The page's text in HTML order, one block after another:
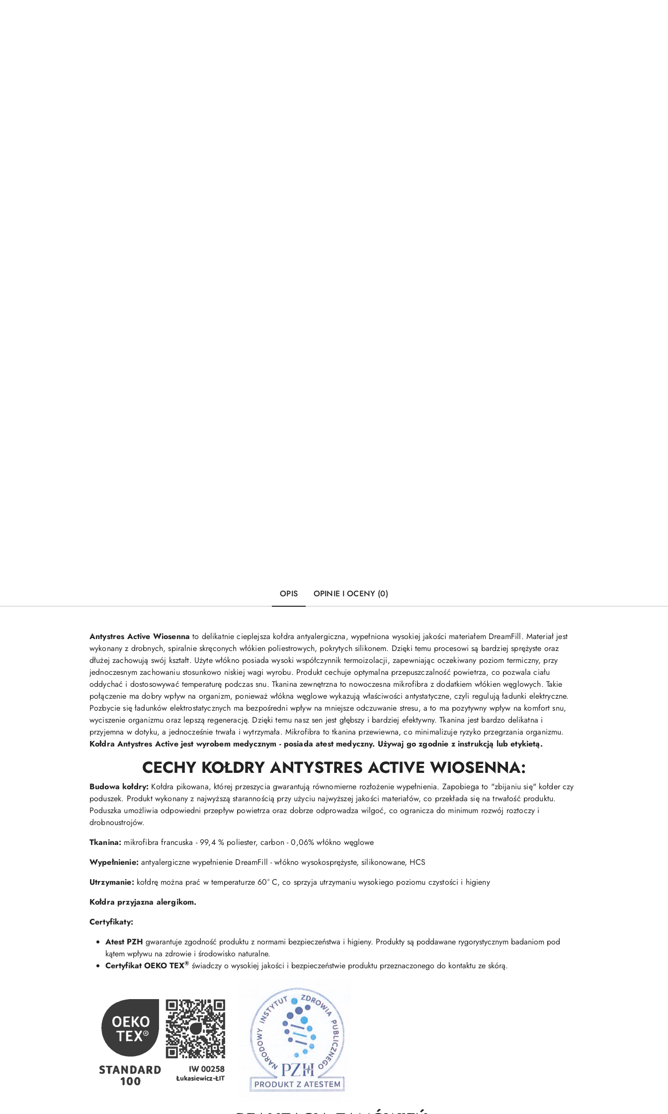
OPIS OPINIE I OCENY (0)
Antystres Active Wiosenna to delikatnie cieplejsza kołdra antyalergiczna, wypełniona wysokiej jakości materiałem DreamFill. Materiał jest
wykonany z drobnych, spiralnie skręconych włókien poliestrowych, pokrytych silikonem. Dzięki temu procesowi są bardziej sprężyste oraz
dłużej zachowują swój kształt. Użyte włókno posiada wysoki współczynnik termoizolacji, zapewniając oczekiwany poziom termiczny, przy
jednoczesnym zachowaniu stosunkowo niskiej wagi wyrobu. Produkt cechuje optymalna przepuszczalność powietrza, co pozwala ciału
oddychać i dostosowywać temperaturę podczas snu. Tkanina zewnętrzna to nowoczesna mikrofibra z dodatkiem włókien węglowych. Takie
połączenie ma dobry wpływ na organizm, ponieważ włókna węglowe wykazują właściwości antystatyczne, czyli regulują ładunki elektryczne.
Pozbycie się ładunków elektrostatycznych ma bezpośredni wpływ na mniejsze odczuwanie stresu, a to ma pozytywny wpływ na komfort snu,
wyciszenie organizmu oraz lepszą regenerację. Dzięki temu nasz sen jest głębszy i bardziej efektywny. Tkanina jest bardzo delikatna i
przyjemna w dotyku, a jednocześnie trwała i wytrzymała. Mikrofibra to tkanina przewiewna, co minimalizuje ryzyko przegrzania organizmu.
Kołdra Antystres Active jest wyrobem medycznym - posiada atest medyczny. Używaj go zgodnie z instrukcją lub etykietą.
CECHY KOŁDRY ANTYSTRES ACTIVE WIOSENNA:
Budowa kołdry: Kołdra pikowana, której przeszycia gwarantują równomierne rozłożenie wypełnienia. Zapobiega to "zbijaniu się" kołder czy
poduszek. Produkt wykonany z najwyższą starannością przy użyciu najwyższej jakości materiałów, co przekłada się na trwałość produktu.
Poduszka umożliwia odpowiedni przepływ powietrza oraz dobrze odprowadza wilgoć, co ogranicza do minimum rozwój roztoczy i
drobnoustrojów.
Tkanina: mikrofibra francuska - 99,4 % poliester, carbon - 0,06% włókno węglowe
Wypełnienie: antyalergiczne wypełnienie DreamFill - włókno wysokosprężyste, silikonowane, HCS
Utrzymanie: kołdrę można prać w temperaturze 60° C, co sprzyja utrzymaniu wysokiego poziomu czystości i higieny
Kołdra przyjazna alergikom.
Certyfikaty:
Atest PZH gwarantuje zgodność produktu z normami bezpieczeństwa i higieny. Produkty są poddawane rygorystycznym badaniom pod
kątem wpływu na zdrowie i środowisko naturalne.
Certyfikat OEKO TEX® świadczy o wysokiej jakości i bezpieczeństwie produktu przeznaczonego do kontaktu ze skórą.